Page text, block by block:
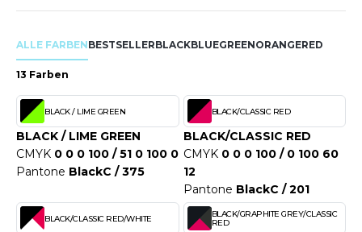
HIVIZ
- BLANKS
ALLE FARBENBESTSELLERBLACKBLUEGREENORANGERED
13 Farben
BLACK / LIME GREEN
BLACK / LIME GREEN
CMYK 0 0 0 100 / 51 0 100 0
Pantone BlackC / 375
BLACK/CLASSIC RED
BLACK/CLASSIC RED
CMYK 0 0 0 100 / 0 100 60
12
Pantone BlackC / 201
BLACK/CLASSIC RED/WHITE
BLACK/GRAPHITE GREY/CLASSIC
RED